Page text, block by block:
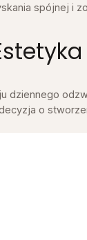
spójnej i
dziennego
o